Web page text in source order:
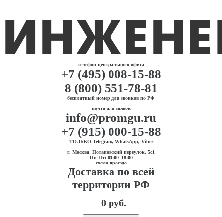
телефон центрального офиса
+7 (495) 008-15-88
8 (800) 551-78-81
бесплатный номер для звонков по РФ
почта для заявок
info@promgu.ru
+7 (915) 000-15-88
ТОЛЬКО Telegram, WhatsApp, Viber
г. Москва, Потаповский переулок, 5с1
Пн-Пт: 09:00–18:00
схема проезда
Доставка по всей
территории РФ
0 руб.